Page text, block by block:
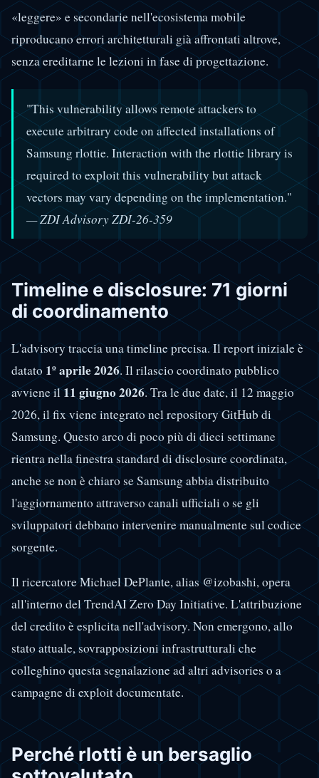
«leggere» e secondarie nell'ecosistema mobile
riproducano errori architetturali già affrontati altrove,
senza ereditarne le lezioni in fase di progettazione.
"This vulnerability allows remote attackers to
execute arbitrary code on affected installations of
Samsung rlottie. Interaction with the rlottie library is
required to exploit this vulnerability but attack
vectors may vary depending on the implementation."
— ZDI Advisory ZDI-26-359
Timeline e disclosure: 71 giorni
di coordinamento
L'advisory traccia una timeline precisa. Il report iniziale è
datato 1º aprile 2026. Il rilascio coordinato pubblico
avviene il11 giugno 2026. Tra le due date, il 12 maggio
2026, il fix viene integrato nel repository GitHub di
Samsung. Questo arco di poco più di dieci settimane
rientra nella finestra standard di disclosure coordinata,
anche se non è chiaro se Samsung abbia distribuito
l'aggiornamento attraverso canali ufficiali o se gli
sviluppatori debbano intervenire manualmente sul codice
sorgente.
Il ricercatore Michael DePlante, alias @izobashi, opera
all'interno del TrendAI Zero Day Initiative. L'attribuzione
del credito è esplicita nell'advisory. Non emergono, allo
stato attuale, sovrapposizioni infrastrutturali che
colleghino questa segnalazione ad altri advisories o a
campagne di exploit documentate.
Perché rlotti è un bersaglio